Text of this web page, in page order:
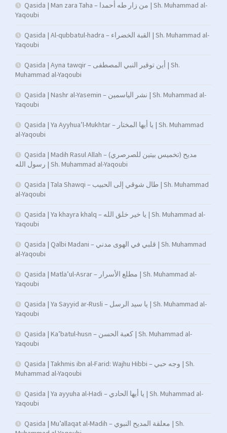
Qasida | Man zara Taha – من زار طه أحمدا | Sh. Muhammad al-
Yaqoubi
Qasida | Al-qubbatul-hadra – القبة الخضراء | Sh. Muhammad al-
Yaqoubi
Qasida | Ayna tawqir – أين توقير النبي المصطفى | Sh.
Muhammad al-Yaqoubi
Qasida | Nashr al-Yasemin – نشر الياسمين | Sh. Muhammad al-
Yaqoubi
Qasida | Ya Ayyhua’l-Mukhtar – يا أيها المختار | Sh. Muhammad
al-Yaqoubi
Qasida | Madih Rasul Allah – (تخميس بيتين للصرصري) مديح
رسول الله | Sh. Muhammad al-Yaqoubi
Qasida | Tala Shawqi – طال شوقي إلى الحبيب | Sh. Muhammad
al-Yaqoubi
Qasida | Ya khayra khalq – يا خير خلق الله | Sh. Muhammad al-
Yaqoubi
Qasida | Qalbi Madani – قلبي في الهوى مدني | Sh. Muhammad
al-Yaqoubi
Qasida | Matla’ul-Asrar – مطلع الأسرار | Sh. Muhammad al-
Yaqoubi
Qasida | Ya Sayyid ar-Rusli – يا سيد الرسل | Sh. Muhammad al-
Yaqoubi
Qasida | Ka’batul-husn – كعبة الحسن | Sh. Muhammad al-
Yaqoubi
Qasida | Takhmis ibn al-Farid: Wajhu Hibbi – وجه حبي | Sh.
Muhammad al-Yaqoubi
Qasida | Ya ayyuha al-Hadi – يا أيها الحادي | Sh. Muhammad al-
Yaqoubi
Qasida | Mu’allaqat al-Madih – معلقة المديح النبوي | Sh.